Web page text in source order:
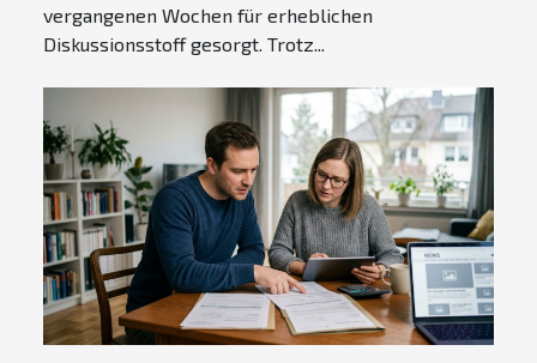
vergangenen Wochen für erheblichen
Diskussionsstoff gesorgt. Trotz...